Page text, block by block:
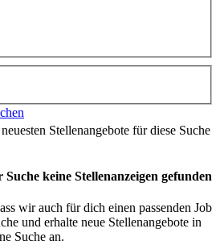
Stellenangebote für diese Suche
keine Stellenanzeigen gefunden
wir auch für dich einen passenden Job
und erhalte neue Stellenangebote in
Suche an.